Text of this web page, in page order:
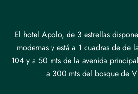
El hotel Apolo, de 3 estrellas
modernas y está a 1 cuadras de de
104 y a 50 mts de la avenida
a 300 mts del bosque de